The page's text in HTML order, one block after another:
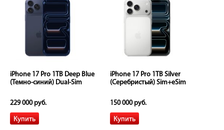
iPhone 17 Pro 1TB Deep Blue
(Темно-синий) Dual-Sim
229 000 руб.
iPhone 17 Pro 1TB Silver
(Серебристый) Sim+eSim
150 000 руб.